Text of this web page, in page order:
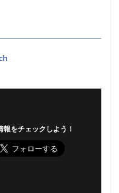
報をチェックしよう！